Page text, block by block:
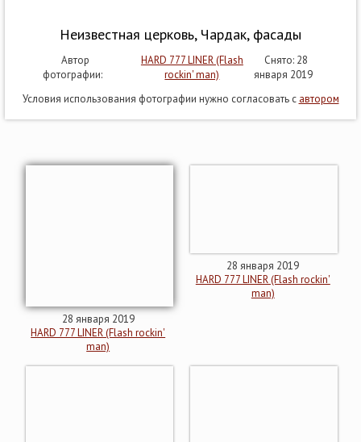
Неизвестная церковь, Чардак, фасады
Автор
фотографии:
HARD 777 LINER (Flash
rockin' man)
Снято: 28
января 2019
Условия использования фотографии нужно согласовать с автором
28 января 2019
HARD 777 LINER (Flash rockin'
man)
28 января 2019
HARD 777 LINER (Flash rockin'
man)